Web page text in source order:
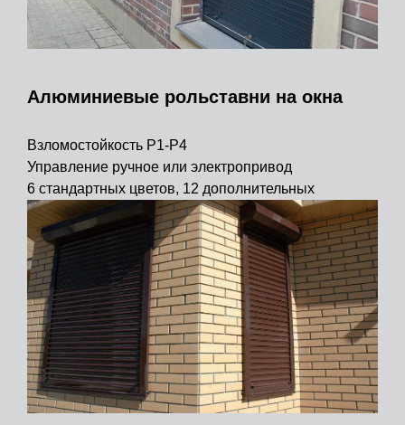
Алюминиевые рольставни на окна
Взломостойкость Р1-Р4
Управление ручное или электропривод
6 стандартных цветов, 12 дополнительных